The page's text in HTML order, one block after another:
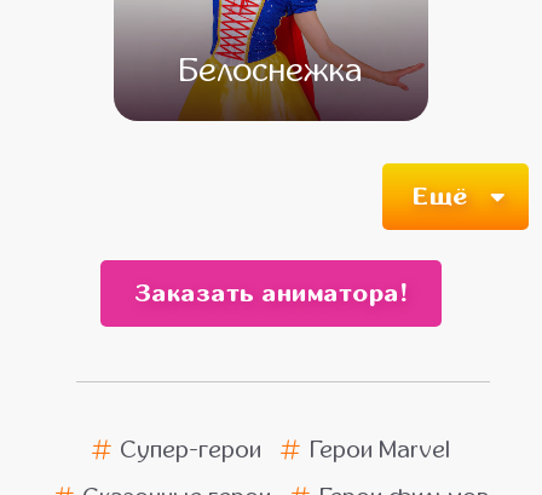
Белоснежка
Ещё
Заказать аниматора!
Супер-герои
Герои Marvel